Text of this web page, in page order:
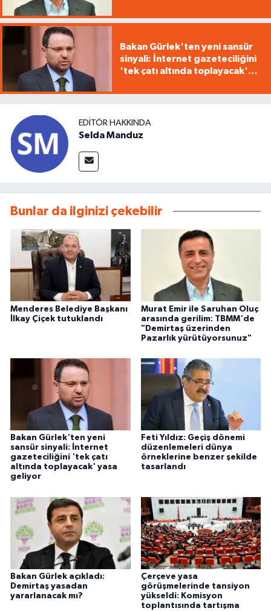
Bakan Gürlek'ten yeni sansür
sinyali: İnternet gazeteciliğini
'tek çatı altında toplayacak'
EDITÖR HAKKINDA
Selda Manduz
Bunlar da ilginizi çekebilir
Menderes Belediye Başkanı
İlkay Çiçek tutuklandı
Murat Emir ile Saruhan Oluç
arasında gerilim: TBMM'de
"Demirtaş üzerinden
Pazarlık yürütüyorsunuz"
Bakan Gürlek'ten yeni
sansür sinyali: İnternet
gazeteciliğini 'tek çatı
altında toplayacak' yasa
geliyor
Feti Yıldız: Geçiş dönemi
düzenlemeleri dünya
örneklerine benzer şekilde
tasarlandı
Bakan Gürlek açıkladı:
Demirtaş yasadan
yararlanacak mı?
Çerçeve yasa
görüşmelerinde tansiyon
yükseldi: Komisyon
toplantısında tartışma